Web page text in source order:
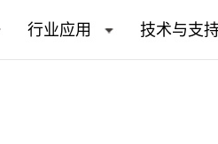
行业应用 技术与支